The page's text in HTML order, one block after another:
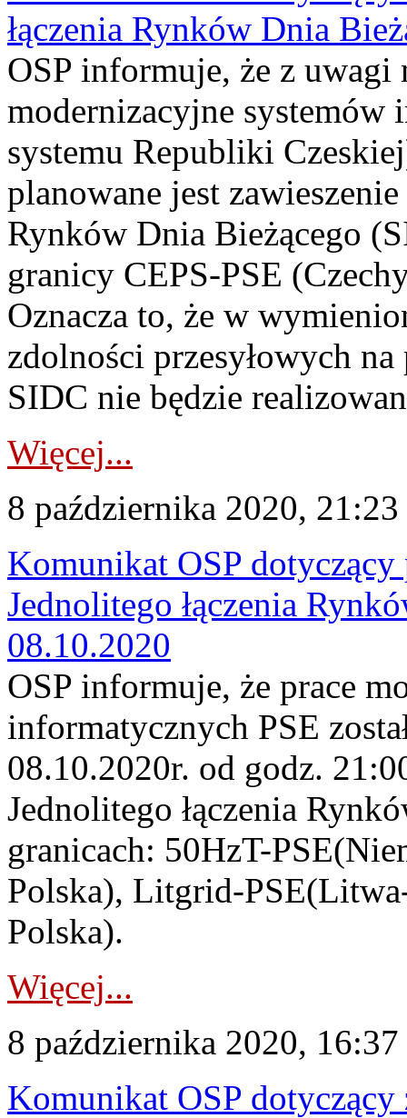
łączenia Rynków Dnia
OSP informuje, że z uwagi
modernizacyjne systemów
systemu Republiki
planowane jest
Rynków Dnia Bieżącego
granicy CEPS-PSE
Oznacza to, że w
zdolności przesyłowych
SIDC nie będzie
Więcej...
8 października 2020, 21:23
Komunikat OSP
Jednolitego łączenia
08.10.2020
OSP informuje, że prace
informatycznych PSE
08.10.2020r. od godz.
Jednolitego łączenia
granicach: 50HzT-
Polska), Litgrid-
Polska).
Więcej...
8 października 2020, 16:37
Komunikat OSP dotyczący